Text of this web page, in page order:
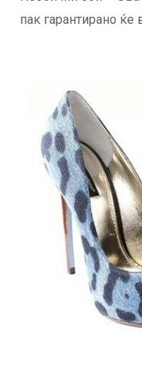
пак гарантирано ќе